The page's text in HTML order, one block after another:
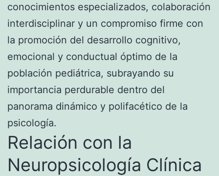
conocimientos especializados, colaboración
interdisciplinar y un compromiso firme con
la promoción del desarrollo cognitivo,
emocional y conductual óptimo de la
población pediátrica, subrayando su
importancia perdurable dentro del
panorama dinámico y polifacético de la
psicología.
Relación con la
Neuropsicología Clínica